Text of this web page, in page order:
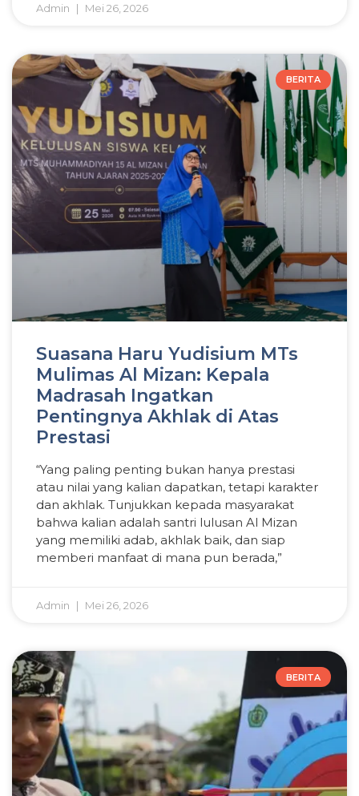
Admin Mei 26, 2026
BERITA
Suasana Haru Yudisium MTs
Mulimas Al Mizan: Kepala
Madrasah Ingatkan
Pentingnya Akhlak di Atas
Prestasi
“Yang paling penting bukan hanya prestasi
atau nilai yang kalian dapatkan, tetapi karakter
dan akhlak. Tunjukkan kepada masyarakat
bahwa kalian adalah santri lulusan Al Mizan
yang memiliki adab, akhlak baik, dan siap
memberi manfaat di mana pun berada,”
Admin Mei 26, 2026
BERITA